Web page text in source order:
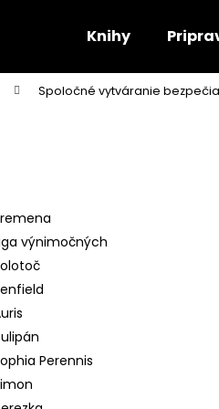
Knihy
Spoločné vytváranie
výnimočných
Perennis